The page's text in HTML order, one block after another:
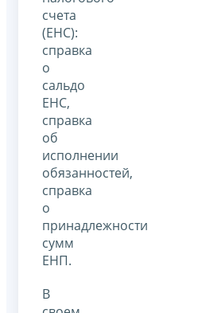
счета
(ЕНС):
справка
о
сальдо
ЕНС,
справка
об
исполнении
обязанностей,
справка
о
принадлежности
сумм
ЕНП.
В